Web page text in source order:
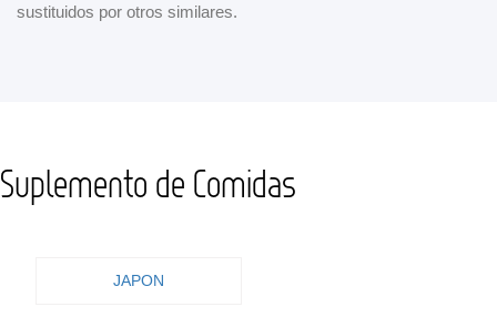
sustituidos por otros similares.
Suplemento de Comidas
JAPON